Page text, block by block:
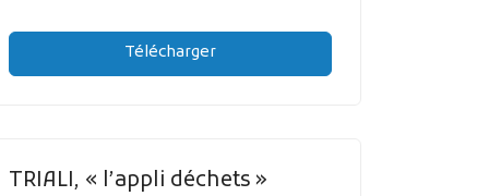
Télécharger
TRIALI, « l’appli déchets »